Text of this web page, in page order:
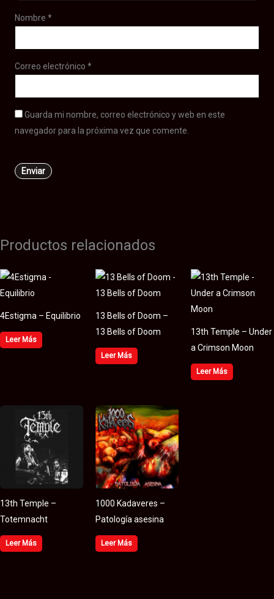
Nombre*
Correo electrónico*
Guarda mi nombre, correo electrónico y web en este
navegador para la próxima vez que comente.
Productos relacionados
4Estigma – Equilibrio
Leer Más
13 Bells of Doom –
13 Bells of Doom
Leer Más
13th Temple – Under
a Crimson Moon
Leer Más
13th Temple –
Totemnacht
Leer Más
1000 Kadaveres –
Patología asesina
Leer Más